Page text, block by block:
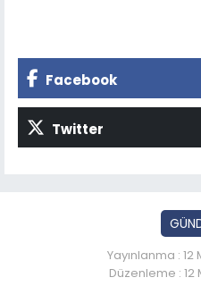
Facebook
Twitter
Yayınlanma : 12
Düzenleme : 12